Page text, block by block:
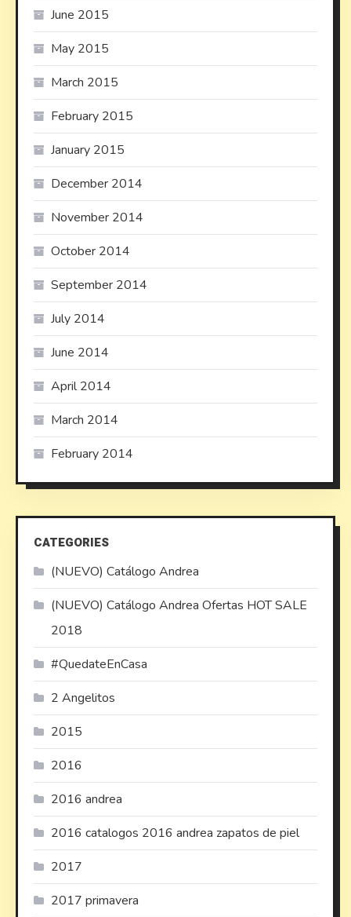
June 2015
May 2015
March 2015
February 2015
January 2015
December 2014
November 2014
October 2014
September 2014
July 2014
June 2014
April 2014
March 2014
February 2014
CATEGORIES
(NUEVO) Catálogo Andrea
(NUEVO) Catálogo Andrea Ofertas HOT SALE
2018
#QuedateEnCasa
2 Angelitos
2015
2016
2016 andrea
2016 catalogos 2016 andrea zapatos de piel
2017
2017 primavera